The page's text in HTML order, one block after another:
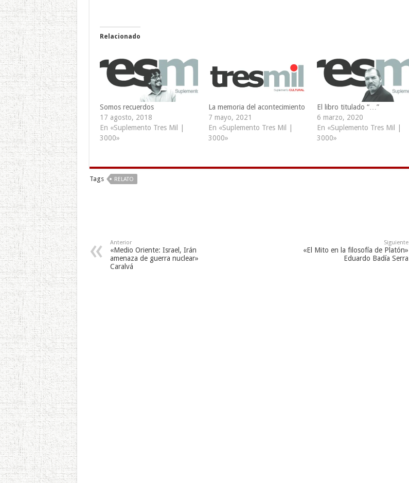
Relacionado
Somos recuerdos
17 agosto, 2018
En «Suplemento Tres Mil |
3000»
La memoria del acontecimiento
7 mayo, 2021
En «Suplemento Tres Mil |
3000»
El libro titulado “…”
6 marzo, 2020
En «Suplemento Tres Mil |
3000»
Tags RELATO
Anterior
«Medio Oriente: Israel, Irán
amenaza de guerra nuclear»
Caralvá
Siguiente
«El Mito en la filosofía de Platón»
Eduardo Badía Serra